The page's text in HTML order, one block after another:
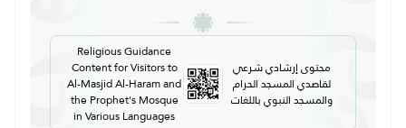
محتوى إرشادي شرعي
لقاصدي المسجد الحرام
والمسجد النبوي باللغات
Religious Guidance
Content for Visitors to
Al-Masjid Al-Haram and
the Prophet's Mosque
in Various Languages